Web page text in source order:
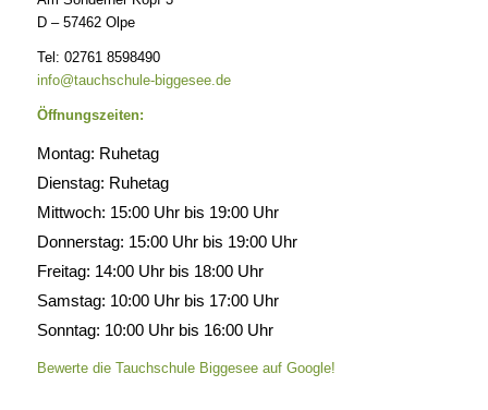
D – 57462 Olpe
Tel: 02761 8598490
info@tauchschule-biggesee.de
Öffnungszeiten:
Montag: Ruhetag
Dienstag: Ruhetag
Mittwoch: 15:00 Uhr bis 19:00 Uhr
Donnerstag: 15:00 Uhr bis 19:00 Uhr
Freitag: 14:00 Uhr bis 18:00 Uhr
Samstag: 10:00 Uhr bis 17:00 Uhr
Sonntag: 10:00 Uhr bis 16:00 Uhr
Bewerte die Tauchschule Biggesee auf Google!